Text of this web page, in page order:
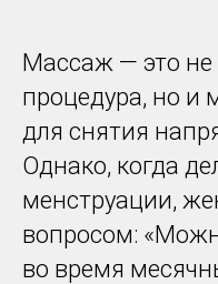
Массаж — это не
процедура, но
для снятия
Однако, когда
менструации,
вопросом:
во время